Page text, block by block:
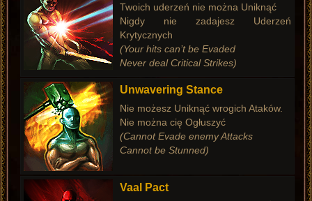
Twoich uderzeń nie można Uniknąć
Nigdy nie zadajesz Uderzeń
Krytycznych
(Your hits can’t be Evaded
Never deal Critical Strikes)
Unwavering Stance
Nie możesz Uniknąć wrogich Ataków.
Nie można cię Ogłuszyć
(Cannot Evade enemy Attacks
Cannot be Stunned)
Vaal Pact